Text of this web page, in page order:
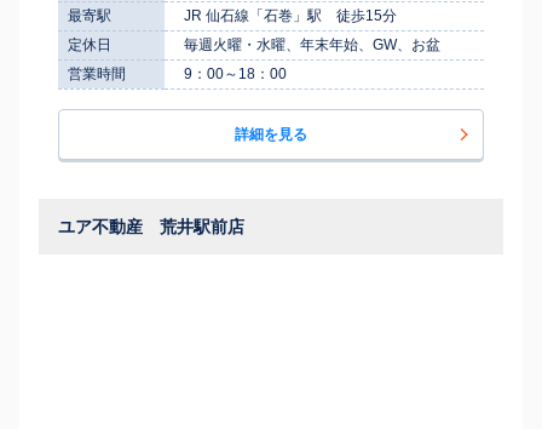
最寄駅
JR 仙石線「石巻」駅 徒歩15分
定休日
毎週火曜・水曜、年末年始、GW、お盆
営業時間
9：00～18：00
詳細を見る
ユア不動産 荒井駅前店